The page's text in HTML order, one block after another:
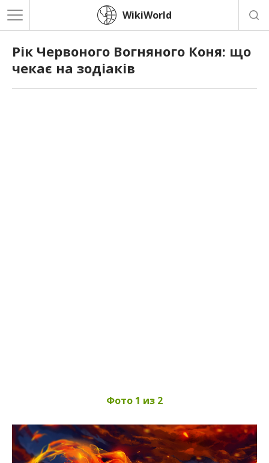
WikiWorld
Рік Червоного Вогняного Коня: що
чекає на зодіаків
Фото 1 из 2